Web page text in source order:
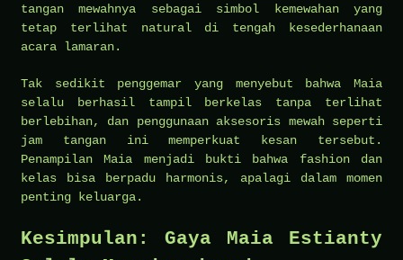
tangan mewahnya sebagai simbol kemewahan yang
tetap terlihat natural di tengah kesederhanaan
acara lamaran.
Tak sedikit penggemar yang menyebut bahwa Maia
selalu berhasil tampil berkelas tanpa terlihat
berlebihan, dan penggunaan aksesoris mewah seperti
jam tangan ini memperkuat kesan tersebut.
Penampilan Maia menjadi bukti bahwa fashion dan
kelas bisa berpadu harmonis, apalagi dalam momen
penting keluarga.
Kesimpulan: Gaya Maia Estianty